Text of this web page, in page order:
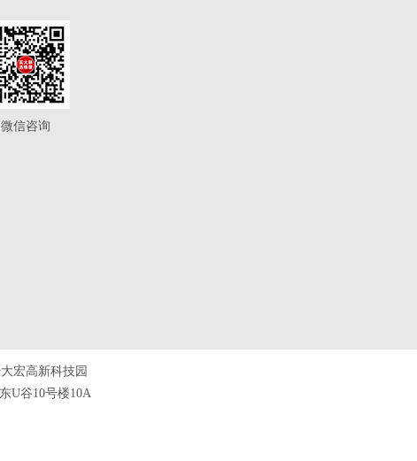
微信咨询
宏高新科技园
U谷10号楼10A